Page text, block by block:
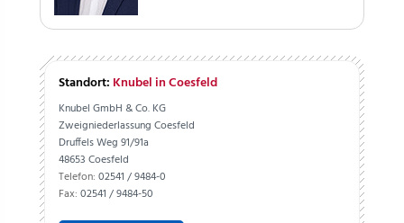
Standort: Knubel in Coesfeld
Knubel GmbH & Co. KG
Zweigniederlassung Coesfeld
Druffels Weg 91/91a
48653 Coesfeld
Telefon: 02541 / 9484-0
Fax: 02541 / 9484-50